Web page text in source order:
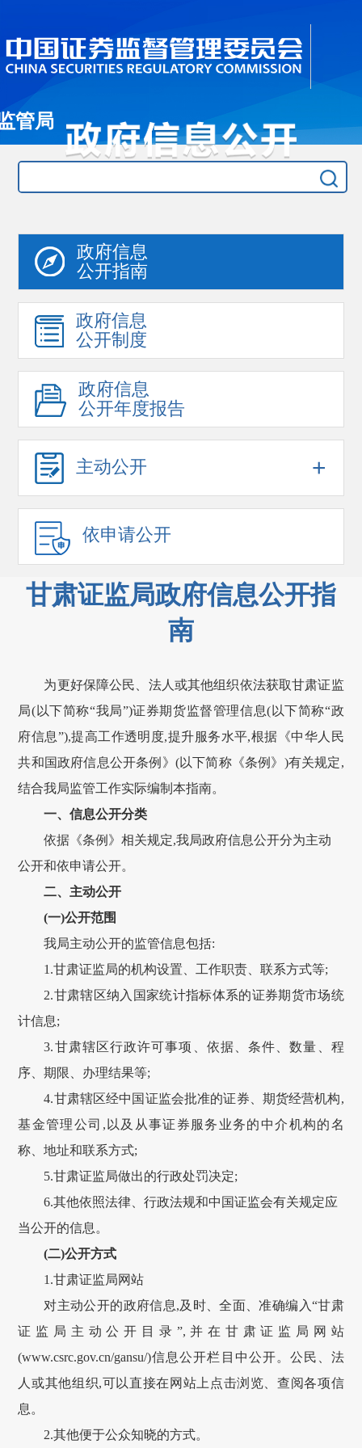
管局
政府信息
公开指南
政府信息
公开制度
政府信息
公开年度报告
主动公开 +
依申请公开
甘肃证监局政府信息公开指
南
为更好保障公民、法人或其他组织依法获取甘肃证监
局(以下简称“我局”)证券期货监督管理信息(以下简称“政
府信息”),提高工作透明度,提升服务水平,根据《中华人民
共和国政府信息公开条例》(以下简称《条例》)有关规定,
结合我局监管工作实际编制本指南。
一、信息公开分类
依据《条例》相关规定,我局政府信息公开分为主动
公开和依申请公开。
二、主动公开
(一)公开范围
我局主动公开的监管信息包括:
1.甘肃证监局的机构设置、工作职责、联系方式等;
2.甘肃辖区纳入国家统计指标体系的证券期货市场统
计信息;
3.甘肃辖区行政许可事项、依据、条件、数量、程
序、期限、办理结果等;
4.甘肃辖区经中国证监会批准的证券、期货经营机构,
基金管理公司,以及从事证券服务业务的中介机构的名
称、地址和联系方式;
5.甘肃证监局做出的行政处罚决定;
6.其他依照法律、行政法规和中国证监会有关规定应
当公开的信息。
(二)公开方式
1.甘肃证监局网站
对主动公开的政府信息,及时、全面、准确编入“甘肃
证监局主动公开目录”,并在 甘肃证监局网站
(www.csrc.gov.cn/gansu/)信息公开栏目中公开。公民、法
人或其他组织,可以直接在网站上点击浏览、查阅各项信
息。
2.其他便于公众知晓的方式。